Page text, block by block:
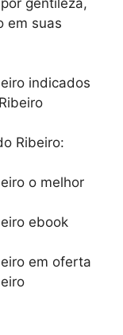
em suas
indicados
Ribeiro:
o melhor
ebook
em oferta